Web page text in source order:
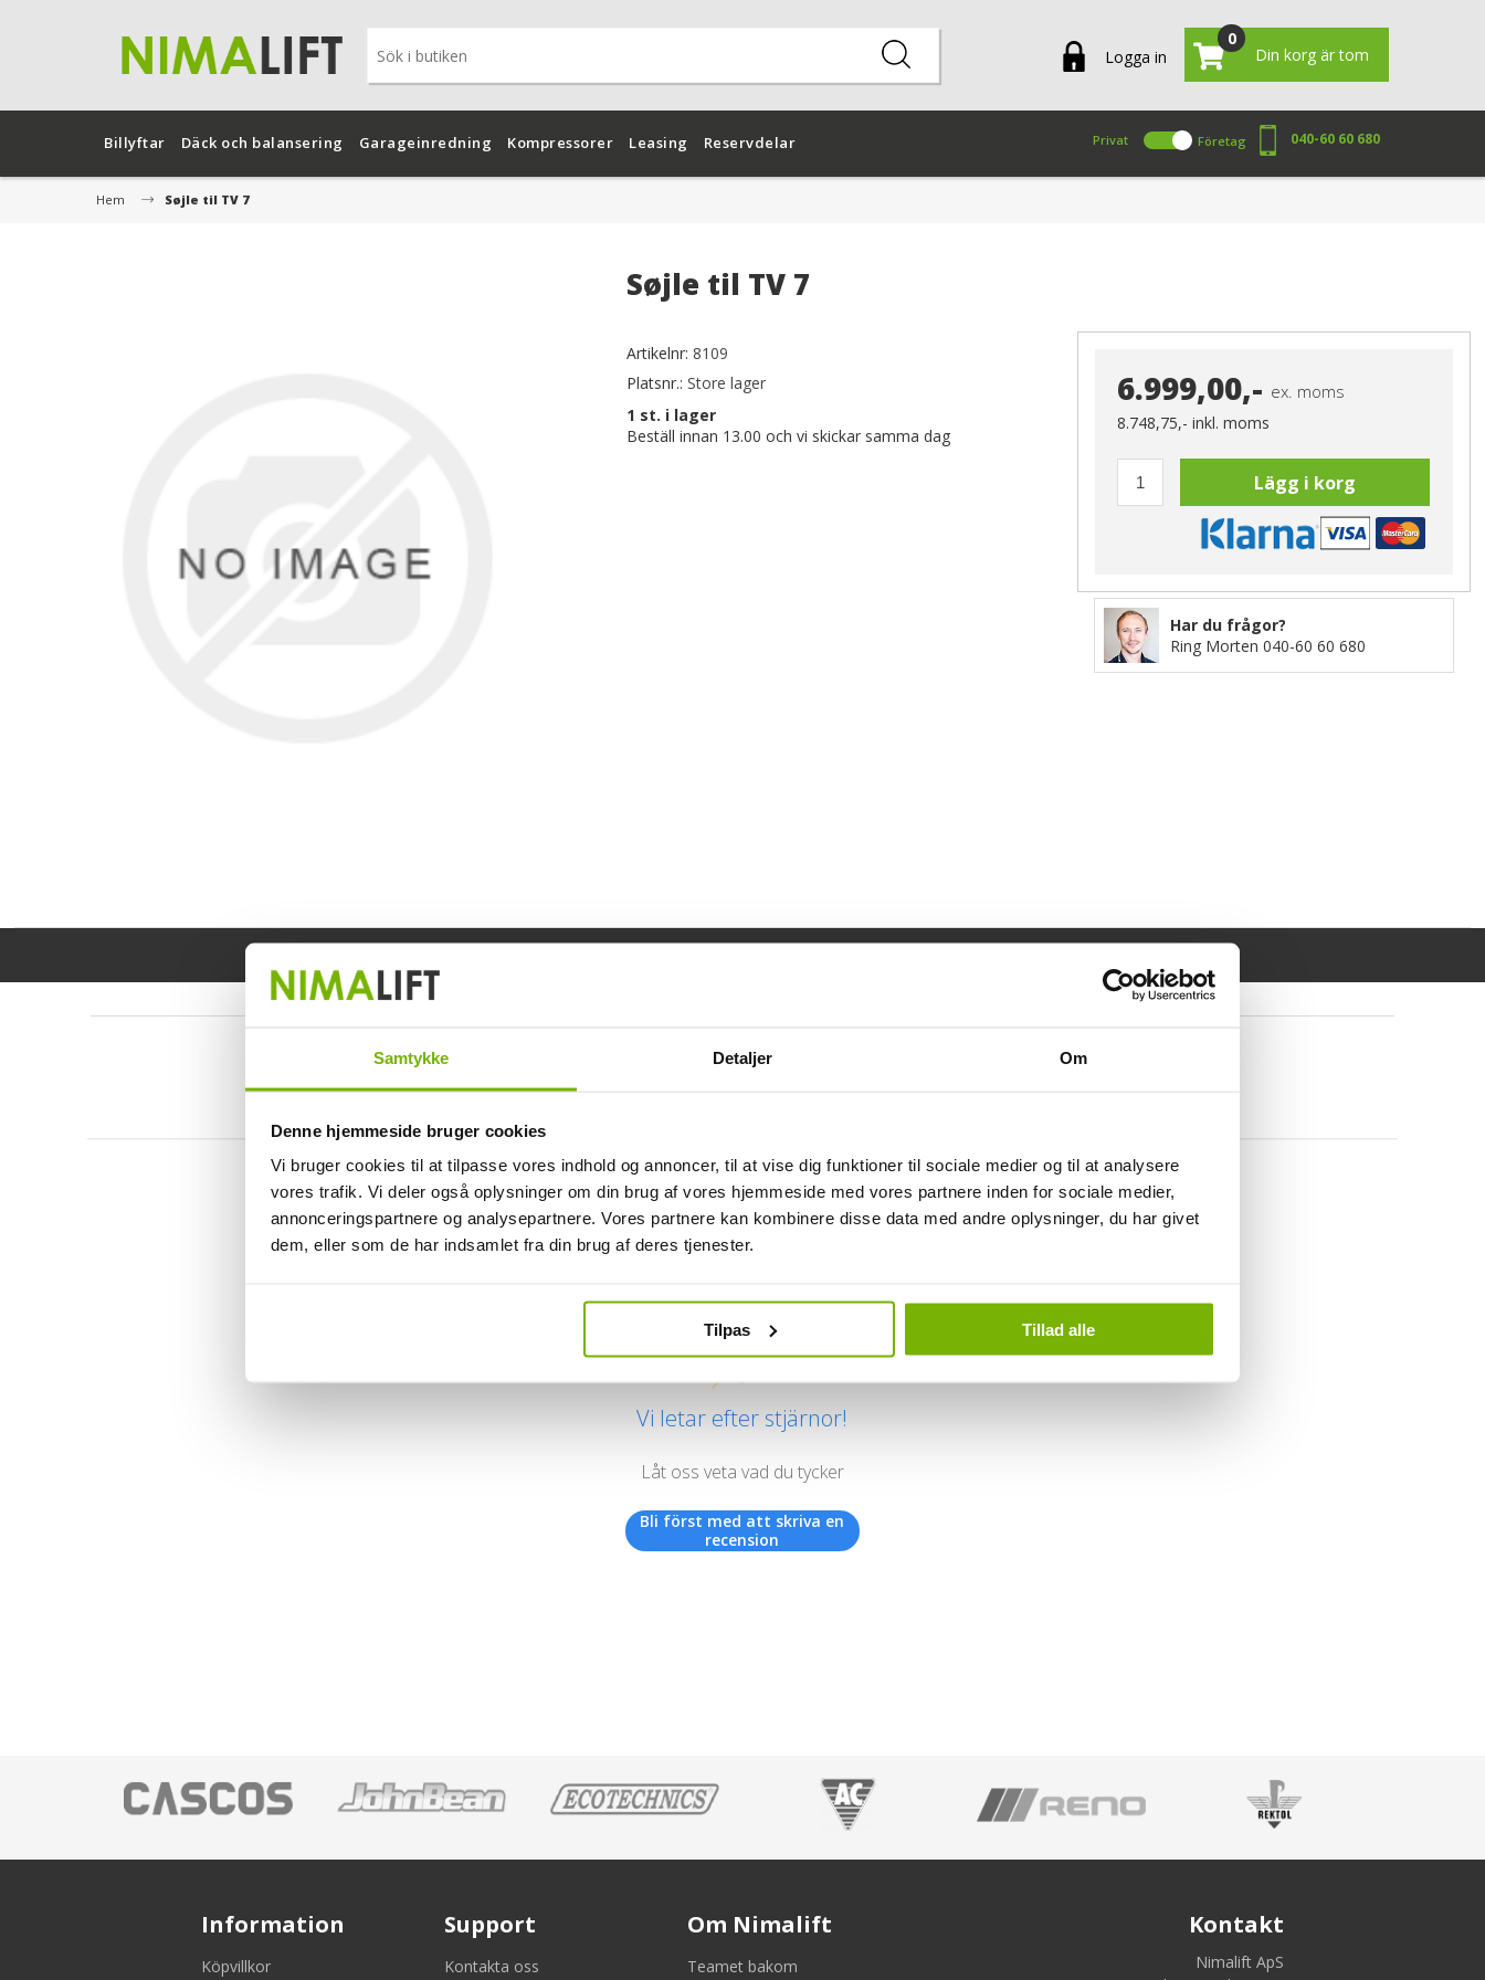
Samtykke Detaljer Om
Denne hjemmeside bruger cookies
Vi bruger cookies til at tilpasse vores indhold og annoncer, til at vise dig funktioner til sociale medier og til at analysere
vores trafik. Vi deler også oplysninger om din brug af vores hjemmeside med vores partnere inden for sociale medier,
annonceringspartnere og analysepartnere. Vores partnere kan kombinere disse data med andre oplysninger, du har givet
dem, eller som de har indsamlet fra din brug af deres tjenester.
Tilpas Tillad alle
Logga in
0
Din korg är tom
Billyftar Däck och balansering Garageinredning Kompressorer Leasing Reservdelar Privat Företag 040-60 60 680
Hem Søjle til TV 7
Søjle til TV 7
Artikelnr: 8109
Platsnr.: Store lager
1 st. i lager
Beställ innan 13.00 och vi skickar samma dag
6.999,00,- ex. moms
8.748,75,- inkl. moms
Lägg i korg
Har du frågor?
Ring Morten 040-60 60 680
Kundrecensioner
Vi letar efter stjärnor!
Låt oss veta vad du tycker
Bli först med att skriva en
recension
Information
Köpvillkor
Support
Kontakta oss
Om Nimalift
Teamet bakom
Kontakt
Nimalift ApS